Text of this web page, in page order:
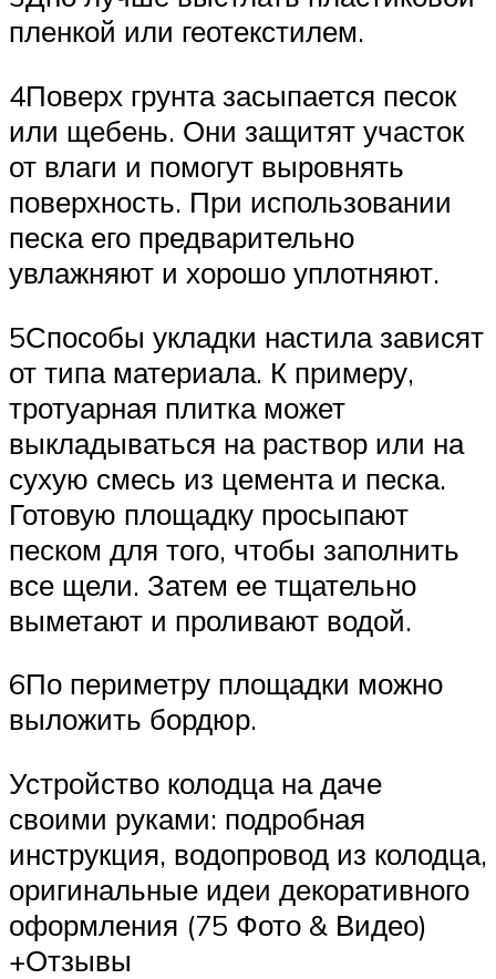
пленкой или геотекстилем.
4Поверх грунта засыпается песок
или щебень. Они защитят участок
от влаги и помогут выровнять
поверхность. При использовании
песка его предварительно
увлажняют и хорошо уплотняют.
5Способы укладки настила зависят
от типа материала. К примеру,
тротуарная плитка может
выкладываться на раствор или на
сухую смесь из цемента и песка.
Готовую площадку просыпают
песком для того, чтобы заполнить
все щели. Затем ее тщательно
выметают и проливают водой.
6По периметру площадки можно
выложить бордюр.
Устройство колодца на даче
своими руками: подробная
инструкция, водопровод из колодца,
оригинальные идеи декоративного
оформления (75 Фото & Видео)
+Отзывы